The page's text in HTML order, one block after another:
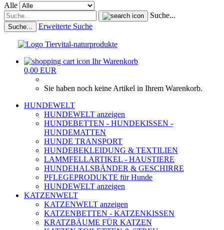
Alle
Suche...
Suche... Erweiterte Suche
Ihr Warenkorb
0,00 EUR
Sie haben noch keine Artikel in Ihrem Warenkorb.
HUNDEWELT
HUNDEWELT anzeigen
HUNDEBETTEN - HUNDEKISSEN -
HUNDEMATTEN
HUNDE TRANSPORT
HUNDEBEKLEIDUNG & TEXTILIEN
LAMMFELLARTIKEL - HAUSTIERE
HUNDEHALSBÄNDER & GESCHIRRE
PFLEGEPRODUKTE für Hunde
HUNDEWELT anzeigen
KATZENWELT
KATZENWELT anzeigen
KATZENBETTEN - KATZENKISSEN
KRATZBÄUME FÜR KATZEN